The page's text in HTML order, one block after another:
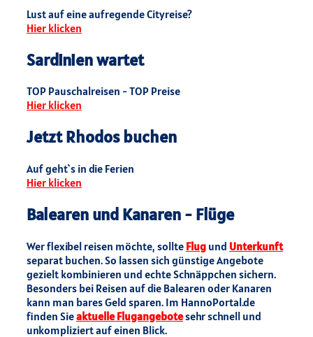
Lust auf eine aufregende Cityreise?
Hier klicken
Sardinien wartet
TOP Pauschalreisen - TOP Preise
Hier klicken
Jetzt Rhodos buchen
Auf geht`s in die Ferien
Hier klicken
Balearen und Kanaren - Flüge
Wer flexibel reisen möchte, sollte Flug und Unterkunft
separat buchen. So lassen sich günstige Angebote
gezielt kombinieren und echte Schnäppchen sichern.
Besonders bei Reisen auf die Balearen oder Kanaren
kann man bares Geld sparen. Im HannoPortal.de
finden Sieaktuelle Flugangebotesehr schnell und
unkompliziert auf einen Blick.